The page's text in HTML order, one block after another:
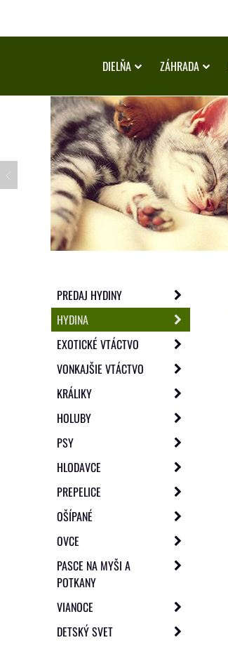
DIELŇA ZÁHRADA
PREDAJ HYDINY
HYDINA
EXOTICKÉ VTÁCTVO
VONKAJŠIE VTÁCTVO
KRÁLIKY
HOLUBY
PSY
HLODAVCE
PREPELICE
OŠÍPANÉ
OVCE
PASCE NA MYŠI A
POTKANY
VIANOCE
DETSKÝ SVET